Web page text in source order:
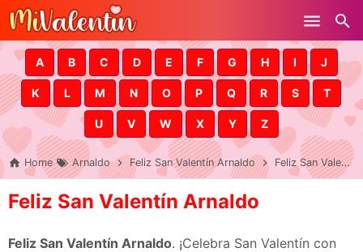
Skip to main content
A B C D E F G H I J
K L M N O P Q R S T
U V W X Y Z
Home Arnaldo Feliz San Valentín Arnaldo Feliz San Valentín Arnaldo
Feliz San Valentín Arnaldo
Feliz San Valentín Arnaldo. ¡Celebra San Valentín con